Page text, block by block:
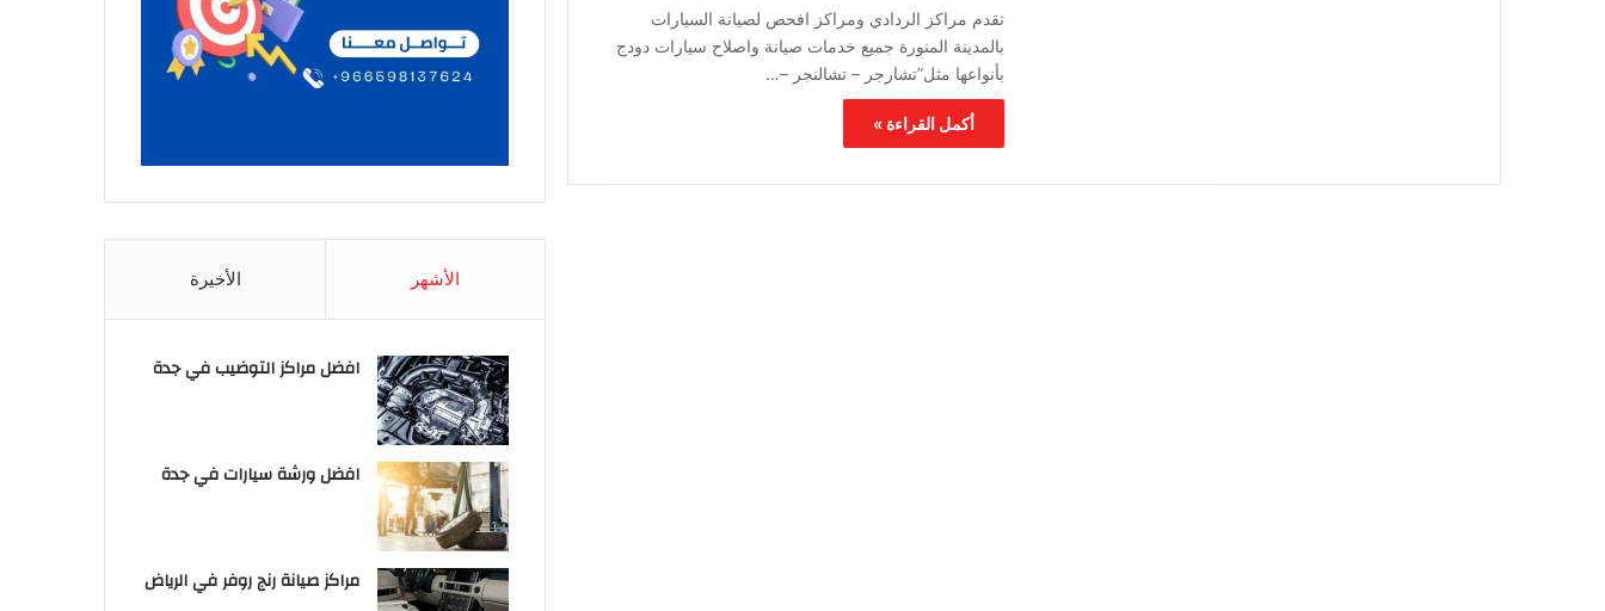
تقدم مراكز الردادي ومراكز افحص لصيانة السيارات
بالمدينة المنورة جميع خدمات صيانة واصلاح سيارات دودج
بأنواعها مثل”تشارجر – تشالنجر –…
أكمل القراءة »
الأشهر الأخيرة
افضل مراكز التوضيب في جدة
افضل ورشة سيارات في جدة
مراكز صيانة رنج روفر في الرياض